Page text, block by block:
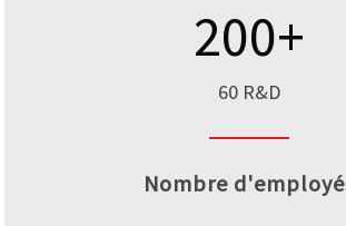
200+
60 R&D
Nombre